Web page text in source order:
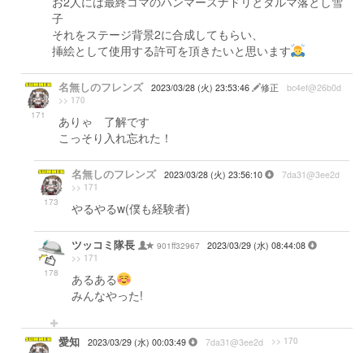
子
それをステージ背景2に合成してもらい、
挿絵として使用する許可を頂きたいと思います
171
名無しのフレンズ 2023/03/28 (火) 23:53:46 修正 bc4ef@26b0d
>> 170
ありゃ 了解です
こっそり入れ忘れた！
173
名無しのフレンズ 2023/03/28 (火) 23:56:10 7da31@3ee2d
>> 171
やるやるw(僕も経験者)
178
ツッコミ隊長 901ff32967 2023/03/29 (水) 08:44:08
>> 171
あるある
みんなやった!
愛知 2023/03/29 (水) 00:03:49 7da31@3ee2d >> 170